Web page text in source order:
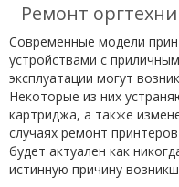
Ремонт
Современные модели
устройствами с
эксплуатации могут
Некоторые из них
картриджа, а также
случаях ремонт
будет актуален как
истинную причину